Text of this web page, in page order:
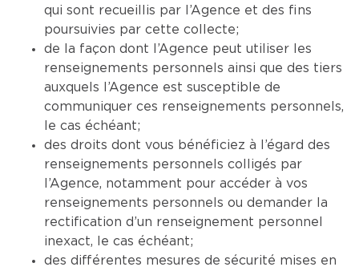
qui sont recueillis par l’Agence et des fins
poursuivies par cette collecte;
de la façon dont l’Agence peut utiliser les
renseignements personnels ainsi que des tiers
auxquels l’Agence est susceptible de
communiquer ces renseignements personnels,
le cas échéant;
des droits dont vous bénéficiez à l’égard des
renseignements personnels colligés par
l’Agence, notamment pour accéder à vos
renseignements personnels ou demander la
rectification d’un renseignement personnel
inexact, le cas échéant;
des différentes mesures de sécurité mises en